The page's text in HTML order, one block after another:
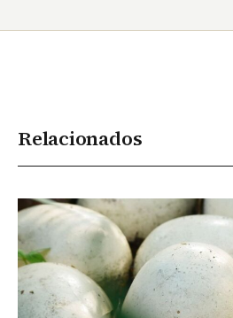
Relacionados